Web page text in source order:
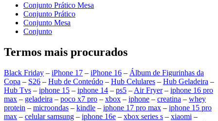
Conjunto Prático Mesa
Conjunto Prático
Conjunto Mesa
Conjunto
Termos mais procurados
Black Friday – iPhone 17 – iPhone 16 – Álbum de Figurinhas da
Copa – S26 – Hub de Conteúdo – Hub Celulares – Hub Geladeira –
Hub Tvs – iphone 15 – iphone 14 – ps5 – Air Fryer– iphone 16 pro
max – geladeira – poco x7 pro – xbox – iphone – creatina – whey
protein – microondas – kindle – iphone 17 pro max – iphone 15 pro
max – celular samsung – iphone 16e – xbox series s – xiaomi –